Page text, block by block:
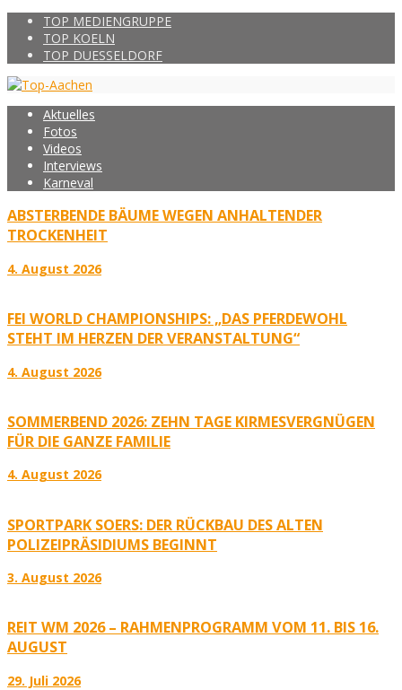
TOP MEDIENGRUPPE
TOP KOELN
TOP DUESSELDORF
Aktuelles
Fotos
Videos
Interviews
Karneval
ABSTERBENDE BÄUME WEGEN ANHALTENDER
TROCKENHEIT
4. August 2026
FEI WORLD CHAMPIONSHIPS: „DAS PFERDEWOHL
STEHT IM HERZEN DER VERANSTALTUNG“
4. August 2026
SOMMERBEND 2026: ZEHN TAGE KIRMESVERGNÜGEN
FÜR DIE GANZE FAMILIE
4. August 2026
SPORTPARK SOERS: DER RÜCKBAU DES ALTEN
POLIZEIPRÄSIDIUMS BEGINNT
3. August 2026
REIT WM 2026 – RAHMENPROGRAMM VOM 11. BIS 16.
AUGUST
29. Juli 2026